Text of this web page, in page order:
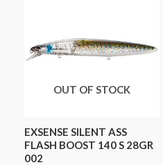
OUT OF STOCK
EXSENSE SILENT ASS
FLASH BOOST 140 S 28GR
002